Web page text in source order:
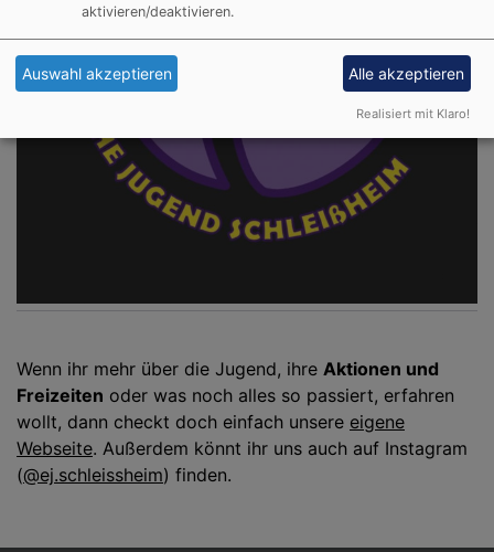
Wenn ihr mehr über die Jugend, ihre Aktionen und
Freizeiten oder was noch alles so passiert, erfahren
wollt, dann checkt doch einfach unsere eigene
Webseite. Außerdem könnt ihr uns auch auf Instagram
(@ej.schleissheim) finden.
aktivieren/deaktivieren.
Auswahl akzeptieren Alle akzeptieren
Realisiert mit Klaro!